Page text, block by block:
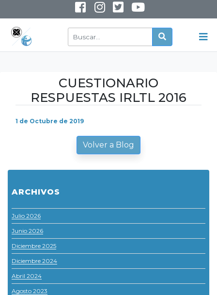
CUESTIONARIO
RESPUESTAS IRLTL 2016
1 de Octubre de 2019
Volver a Blog
ARCHIVOS
Julio 2026
Junio 2026
Diciembre 2025
Diciembre 2024
Abril 2024
Agosto 2023